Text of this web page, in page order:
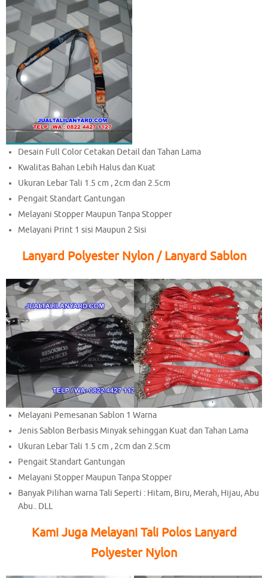
Desain Full Color Cetakan Detail dan Tahan Lama
Kwalitas Bahan Lebih Halus dan Kuat
Ukuran Lebar Tali 1.5 cm , 2cm dan 2.5cm
Pengait Standart Gantungan
Melayani Stopper Maupun Tanpa Stopper
Melayani Print 1 sisi Maupun 2 Sisi
Lanyard Polyester Nylon / Lanyard Sablon
Melayani Pemesanan Sablon 1 Warna
Jenis Sablon Berbasis Minyak sehinggan Kuat dan Tahan Lama
Ukuran Lebar Tali 1.5 cm , 2cm dan 2.5cm
Pengait Standart Gantungan
Melayani Stopper Maupun Tanpa Stopper
Banyak Pilihan warna Tali Seperti : Hitam, Biru, Merah, Hijau, Abu
Abu.. DLL
Kami Juga Melayani Tali Polos Lanyard
Polyester Nylon